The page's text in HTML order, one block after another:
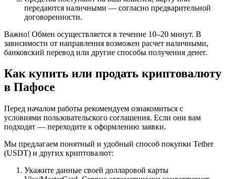
передаются наличными — согласно предварительной
договоренности.
Важно! Обмен осуществляется в течение 10–20 минут. В
зависимости от направления возможен расчет наличными,
банковский перевод или другие способы получения денег.
Как купить или продать криптовалюту
в Пафосе
Перед началом работы рекомендуем ознакомиться с
условиями пользовательского соглашения. Если они вам
подходят — переходите к оформлению заявки.
Мы предлагаем понятный и удобный способ покупки Tether
(USDT) и других криптовалют:
Укажите данные своей долларовой карты